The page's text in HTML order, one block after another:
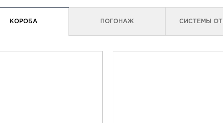
КОРОБА ПОГОНАЖ СИСТЕМЫ